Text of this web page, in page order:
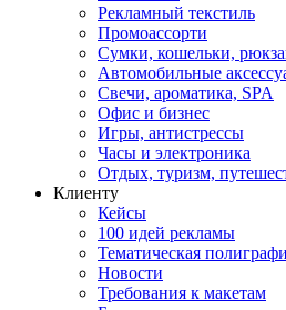
Рекламный текстиль
Промоассорти
Сумки, кошельки,
Автомобильные
Свечи, ароматика, SPA
Офис и бизнес
Игры, антистрессы
Часы и электроника
Отдых, туризм,
Клиенту
Кейсы
100 идей рекламы
Тематическая
Новости
Требования к макетам